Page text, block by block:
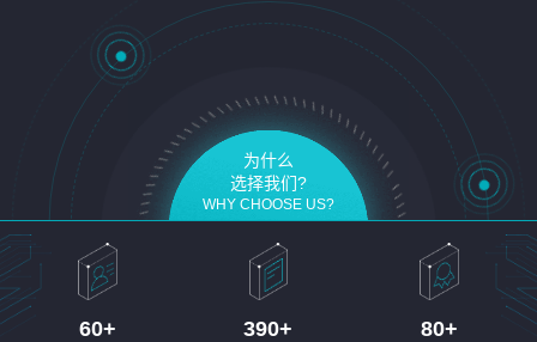
为什么
选择我们?
WHY CHOOSE US?
60+ 390+ 80+